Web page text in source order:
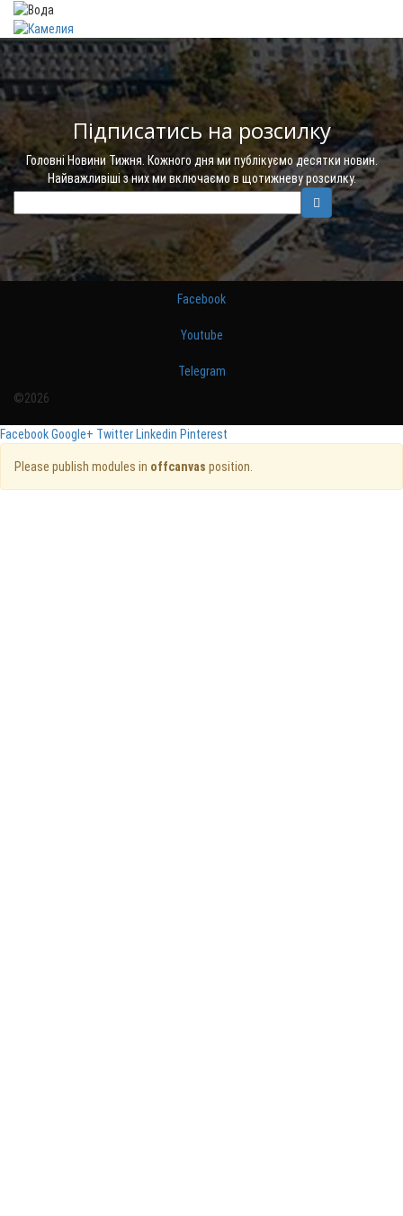
Підписатись на розсилку
Головні Новини Тижня. Кожного дня ми публікуємо десятки новин.
Найважливіші з них ми включаємо в щотижневу розсилку.
Facebook
Youtube
Telegram
©2026
FacebookGoogle+ Twitter Linkedin Pinterest
Please publish modules in offcanvas position.